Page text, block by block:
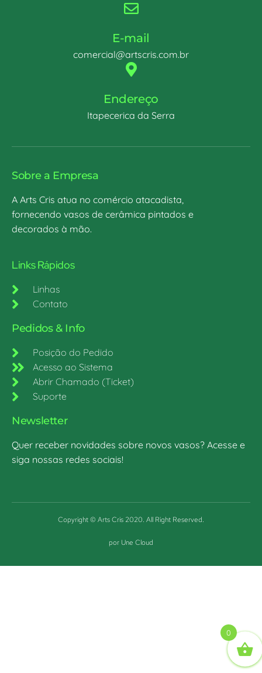
E-mail
comercial@artscris.com.br
Endereço
Itapecerica da Serra
Sobre a Empresa
A Arts Cris atua no comércio atacadista,
fornecendo vasos de cerâmica pintados e
decorados à mão.
Links Rápidos
Linhas
Contato
Pedidos & Info
Posição do Pedido
Acesso ao Sistema
Abrir Chamado (Ticket)
Suporte
Newsletter
Quer receber novidades sobre novos vasos? Acesse e
siga nossas redes sociais!
Copyright © Arts Cris 2020. All Right Reserved.
por Une Cloud
0